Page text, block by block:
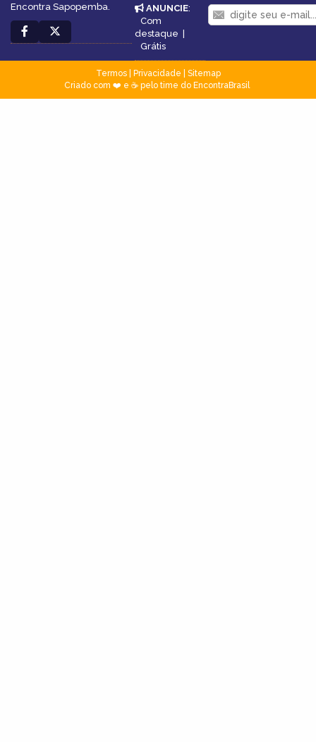
Encontra Sapopemba.
ANUNCIE:
Com
destaque |
Grátis
Termos| Privacidade
Sitemap
Criado com ❤️ e ☕ pelo time do EncontraBrasil